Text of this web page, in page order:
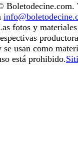
Boletodecine.com.
fotos y
se usan como
está prohibido.